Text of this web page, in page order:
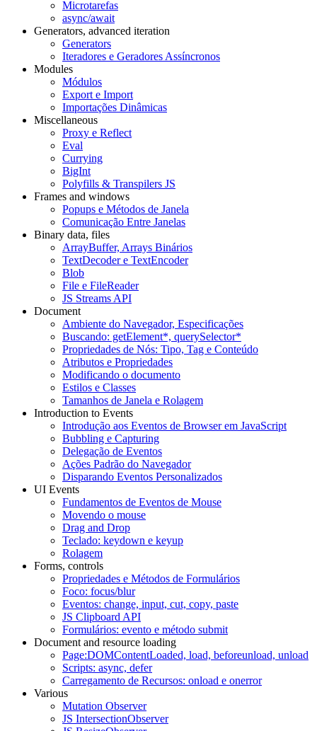
Microtarefas
async/await
Generators, advanced iteration
Generators
Iteradores e Geradores Assíncronos
Modules
Módulos
Export e Import
Importações Dinâmicas
Miscellaneous
Proxy e Reflect
Eval
Currying
BigInt
Polyfills & Transpilers JS
Frames and windows
Popups e Métodos de Janela
Comunicação Entre Janelas
Binary data, files
ArrayBuffer, Arrays Binários
TextDecoder e TextEncoder
Blob
File e FileReader
JS Streams API
Document
Ambiente do Navegador, Especificações
Buscando: getElement*, querySelector*
Propriedades de Nós: Tipo, Tag e Conteúdo
Atributos e Propriedades
Modificando o documento
Estilos e Classes
Tamanhos de Janela e Rolagem
Introduction to Events
Introdução aos Eventos de Browser em JavaScript
Bubbling e Capturing
Delegação de Eventos
Ações Padrão do Navegador
Disparando Eventos Personalizados
UI Events
Fundamentos de Eventos de Mouse
Movendo o mouse
Drag and Drop
Teclado: keydown e keyup
Rolagem
Forms, controls
Propriedades e Métodos de Formulários
Foco: focus/blur
Eventos: change, input, cut, copy, paste
JS Clipboard API
Formulários: evento e método submit
Document and resource loading
Page:DOMContentLoaded, load, beforeunload, unload
Scripts: async, defer
Carregamento de Recursos: onload e onerror
Various
Mutation Observer
JS IntersectionObserver